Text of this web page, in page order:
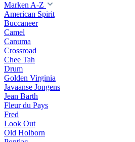
Marken A-Z
American Spirit
Buccaneer
Camel
Canuma
Crossroad
Сhee Tah
Drum
Golden Virginia
Javaanse Jongens
Jean Barth
Fleur du Pays
Fred
Look Out
Old Holborn